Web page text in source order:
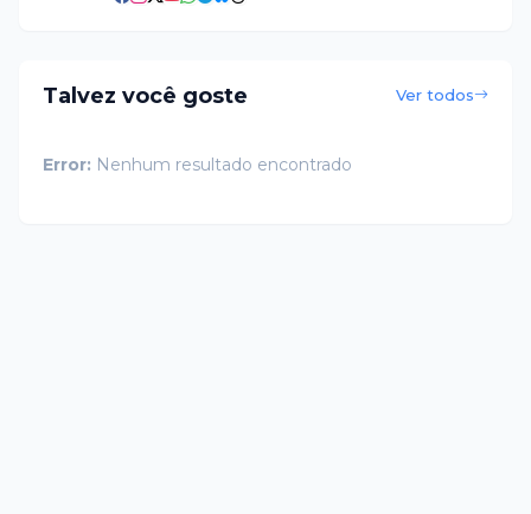
Talvez você goste Ver todos
Error: Nenhum resultado encontrado